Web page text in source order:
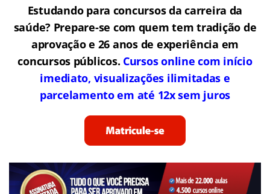
Estudando para concursos da carreira da
saúde? Prepare-se com quem tem tradição de
aprovação e 26 anos de experiência em
concursos públicos. Cursos online com início
imediato, visualizações ilimitadas e
parcelamento em até 12x sem juros